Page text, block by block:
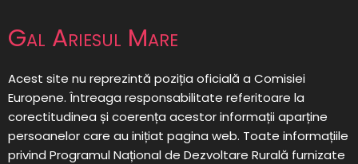
Gal Ariesul Mare
Acest site nu reprezintă poziția oficială a Comisiei
Europene. Întreaga responsabilitate referitoare la
corectitudinea și coerența acestor informații aparține
persoanelor care au inițiat pagina web. Toate informațiile
privind Programul Național de Dezvoltare Rurală furnizate